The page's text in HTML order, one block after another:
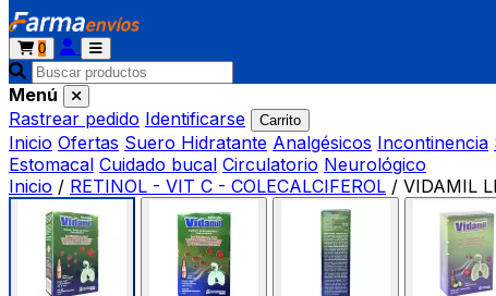
0
Menú
Rastrear pedido Identificarse Carrito
Inicio Ofertas Suero Hidratante Analgésicos Incontinencia
Estomacal Cuidado bucal Circulatorio Neurológico
Inicio / RETINOL - VIT C - COLECALCIFEROL / VIDAMIL